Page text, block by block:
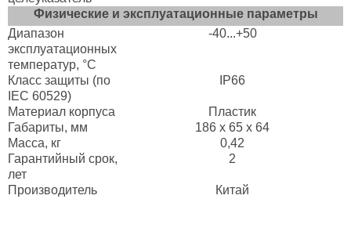
Физические и эксплуатационные параметры
Диапазон
эксплуатационных
температур, °C
-40...+50
Класс защиты (по
IEC 60529)
IP66
Материал корпуса
Пластик
Габариты, мм
186 x 65 x 64
Масса, кг
0,42
Гарантийный срок,
лет
2
Производитель Китай